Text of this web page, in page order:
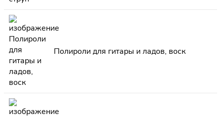
Полироли для гитары и ладов, воск